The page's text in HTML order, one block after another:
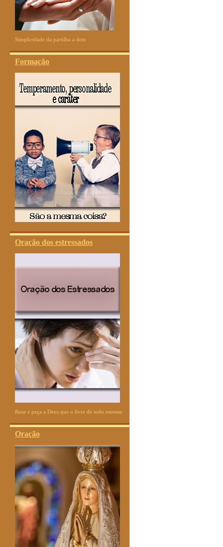
Simplicidade da partilha a dois
Formação
Oração dos estressados
Reze e peça a Deus que o livre de todo estresse
Oração